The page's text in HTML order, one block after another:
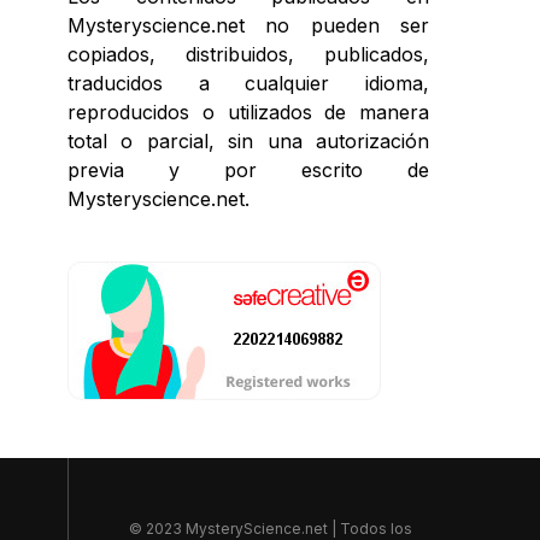
Mysteryscience.net no pueden ser
copiados, distribuidos, publicados,
traducidos a cualquier idioma,
reproducidos o utilizados de manera
total o parcial, sin una autorización
previa y por escrito de
Mysteryscience.net.
© 2023 MysteryScience.net | Todos los